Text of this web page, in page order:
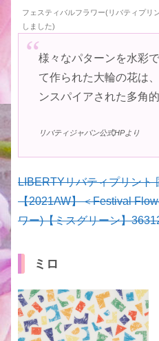
フェスティバルフラワー(リバティプリ
しました)
様々なパターンを水彩
て作られた大輪の花は
ンスパイアされた多角
リバティジャパン公式HPより
LIBERTYリバティプリント
【2021AW】＜Festival
ワー)【ミスグリーン】
ミロ